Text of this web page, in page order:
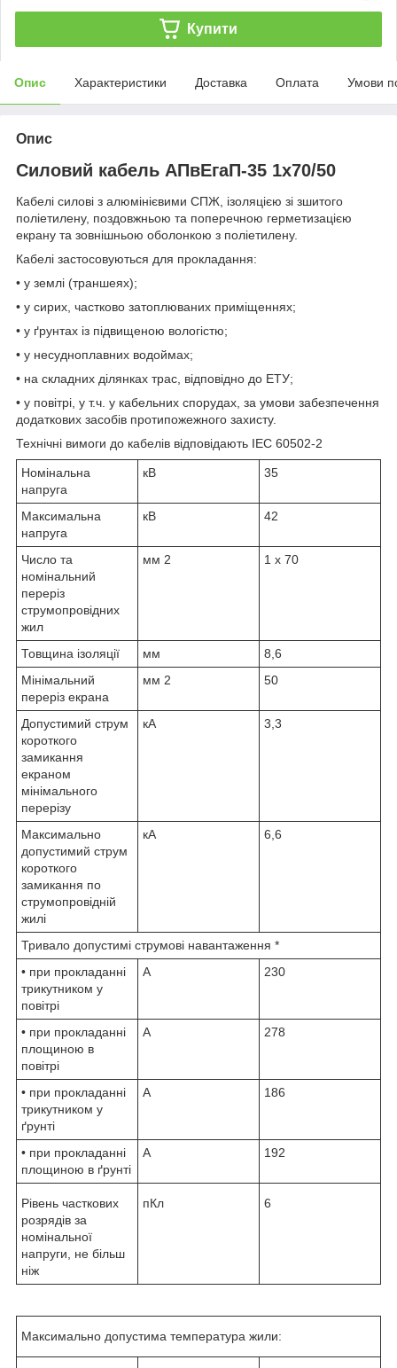
Купити
Опис Характеристики Доставка Оплата Умови
Опис
Силовий кабель АПвЕгаП-35 1х70/50
Кабелі силові з алюмінієвими СПЖ, ізоляцією зі зшитого
поліетилену, поздовжньою та поперечною герметизацією
екрану та зовнішньою оболонкою з поліетилену.
Кабелі застосовуються для прокладання:
• у землі (траншеях);
• у сирих, частково затоплюваних приміщеннях;
• у ґрунтах із підвищеною вологістю;
• у несудноплавних водоймах;
• на складних ділянках трас, відповідно до ЕТУ;
• у повітрі, у т.ч. у кабельних спорудах, за умови забезпечення
додаткових засобів протипожежного захисту.
Технічні вимоги до кабелів відповідають IEC 60502-2
Номінальна
напруга
кВ 35
Максимальна
напруга
кВ 42
Число та
номінальний
переріз
струмопровідних
жил
мм 2 1 x 70
Товщина ізоляції мм
8,6
Мінімальний
переріз екрана
мм 2 50
Допустимий струм
короткого
замикання
екраном
мінімального
перерізу
кА 3,3
Максимально
допустимий струм
короткого
замикання по
струмопровідній
жилі
кА 6,6
Тривало допустимі струмові навантаження *
• при прокладанні
трикутником у
повітрі
А 230
• при прокладанні
площиною в
повітрі
А 278
• при прокладанні
трикутником у
ґрунті
А 186
• при прокладанні
площиною в ґрунті
А 192
Рівень часткових
розрядів за
номінальної
напруги, не більш
ніж
пКл 6
Максимально допустима температура жили: